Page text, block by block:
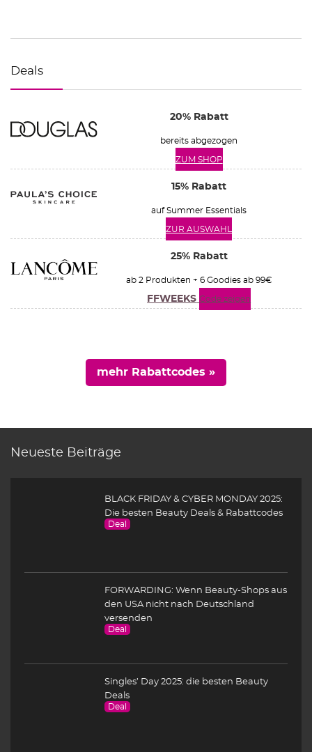
Deals
20% Rabatt
bereits abgezogen
ZUM SHOP
15% Rabatt
auf Summer Essentials
ZUR AUSWAHL
25% Rabatt
ab 2 Produkten + 6 Goodies ab 99€
FFWEEKS Code zeigen
mehr Rabattcodes »
Neueste Beiträge
BLACK FRIDAY & CYBER MONDAY 2025:
Die besten Beauty Deals & Rabattcodes
Deal
FORWARDING: Wenn Beauty-Shops aus
den USA nicht nach Deutschland
versenden
Deal
Singles’ Day 2025: die besten Beauty
Deals
Deal